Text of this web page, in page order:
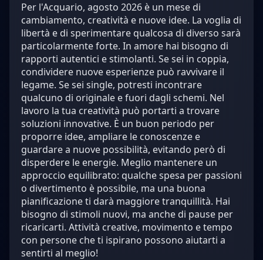
Per l'Acquario, agosto 2026 è un mese di
cambiamento, creatività e nuove idee. La voglia di
libertà e di sperimentare qualcosa di diverso sarà
particolarmente forte. In amore hai bisogno di
rapporti autentici e stimolanti. Se sei in coppia,
condividere nuove esperienze può ravvivare il
legame. Se sei single, potresti incontrare
qualcuno di originale e fuori dagli schemi. Nel
lavoro la tua creatività può portarti a trovare
soluzioni innovative. È un buon periodo per
proporre idee, ampliare le conoscenze e
guardare a nuove possibilità, evitando però di
disperdere le energie. Meglio mantenere un
approccio equilibrato: qualche spesa per passioni
o divertimento è possibile, ma una buona
pianificazione ti darà maggiore tranquillità. Hai
bisogno di stimoli nuovi, ma anche di pause per
ricaricarti. Attività creative, movimento e tempo
con persone che ti ispirano possono aiutarti a
sentirti al meglio!